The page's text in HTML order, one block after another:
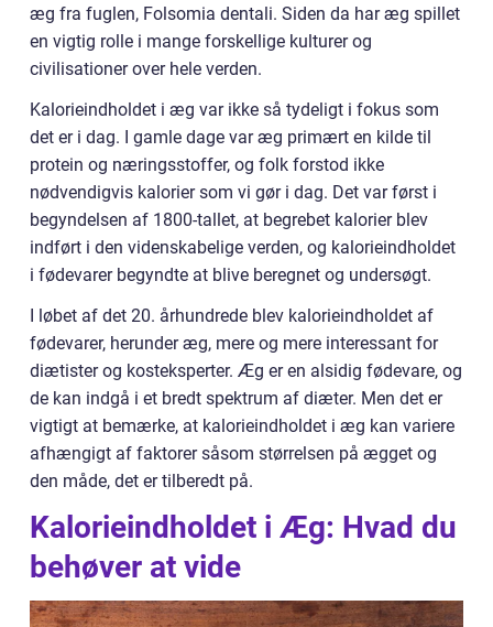
æg fra fuglen, Folsomia dentali. Siden da har æg spillet
en vigtig rolle i mange forskellige kulturer og
civilisationer over hele verden.
Kalorieindholdet i æg var ikke så tydeligt i fokus som
det er i dag. I gamle dage var æg primært en kilde til
protein og næringsstoffer, og folk forstod ikke
nødvendigvis kalorier som vi gør i dag. Det var først i
begyndelsen af 1800-tallet, at begrebet kalorier blev
indført i den videnskabelige verden, og kalorieindholdet
i fødevarer begyndte at blive beregnet og undersøgt.
I løbet af det 20. århundrede blev kalorieindholdet af
fødevarer, herunder æg, mere og mere interessant for
diætister og kosteksperter. Æg er en alsidig fødevare, og
de kan indgå i et bredt spektrum af diæter. Men det er
vigtigt at bemærke, at kalorieindholdet i æg kan variere
afhængigt af faktorer såsom størrelsen på ægget og
den måde, det er tilberedt på.
Kalorieindholdet i Æg: Hvad du
behøver at vide